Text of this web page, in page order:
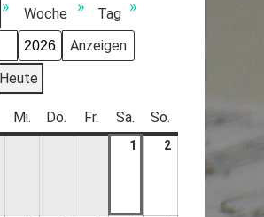
as
als
Woche Tag
Heute
Mi. Do. Fr. Sa. So.
1 2